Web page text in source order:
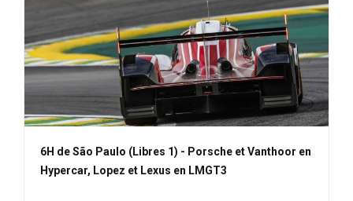
6H de São Paulo (Libres 1) - Porsche et Vanthoor en
Hypercar, Lopez et Lexus en LMGT3